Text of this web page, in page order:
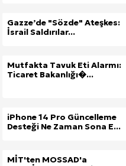
Gazze’de "Sözde" Ateşkes:
İsrail Saldırılar...
Mutfakta Tavuk Eti Alarmı:
Ticaret Bakanlığı�...
iPhone 14 Pro Güncelleme
Desteği Ne Zaman Sona E...
MİT'ten MOSSAD'a